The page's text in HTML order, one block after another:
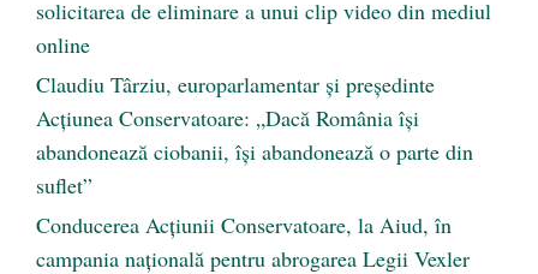
solicitarea de eliminare a unui clip video din mediul
online
Claudiu Târziu, europarlamentar și președinte
Acțiunea Conservatoare: „Dacă România își
abandonează ciobanii, își abandonează o parte din
suflet”
Conducerea Acțiunii Conservatoare, la Aiud, în
campania națională pentru abrogarea Legii Vexler